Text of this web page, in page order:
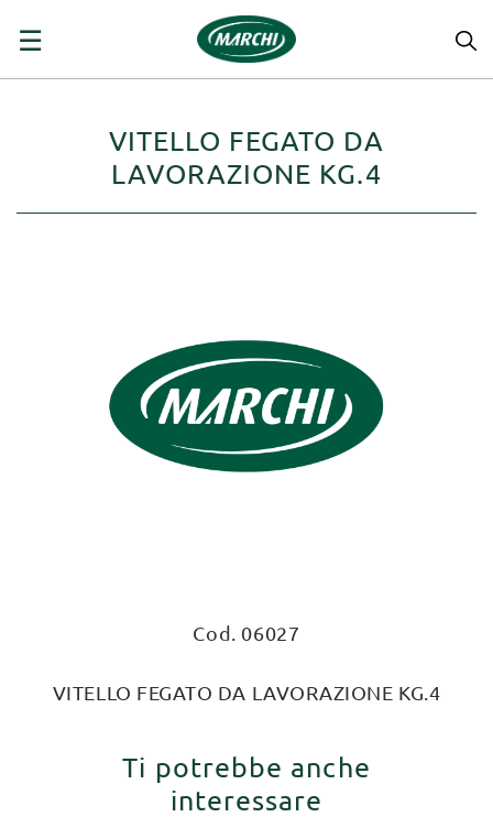
navigazione
☰
VITELLO FEGATO DA
LAVORAZIONE KG.4
Cod. 06027
VITELLO FEGATO DA LAVORAZIONE KG.4
Ti potrebbe anche
interessare